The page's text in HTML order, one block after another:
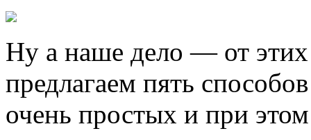
Ну а наше дело — от
предлагаем пять
очень простых и при